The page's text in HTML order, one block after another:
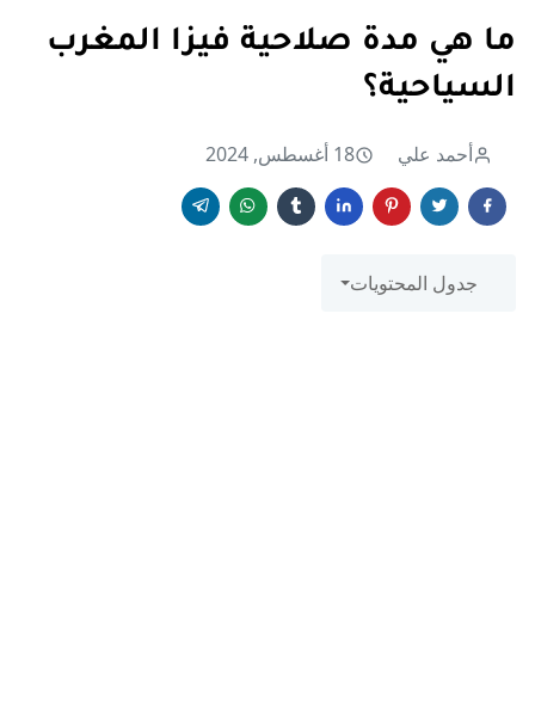
ما هي مدة صلاحية فيزا المغرب
السياحية؟
أحمد علي 18 أغسطس, 2024
جدول المحتويات